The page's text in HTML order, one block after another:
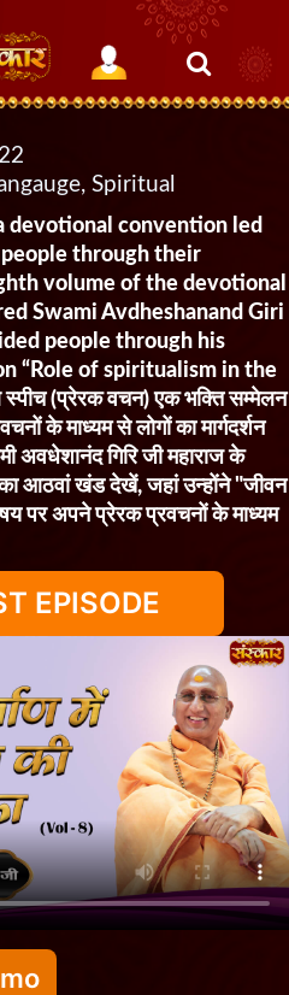
Spiritual
devotional convention led
through their
volume of the devotional
Swami Avdheshanand Giri
people through his
“Role of spiritualism in the
(प्रेरक वचन) एक भक्ति सम्मेलन
के माध्यम से लोगों का मार्गदर्शन
अवधेशानंद गिरि जी महाराज के
आठवां खंड देखें, जहां उन्होंने "जीवन
पर अपने प्रेरक प्रवचनों के माध्यम
EPISODE